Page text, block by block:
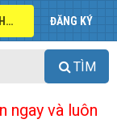
ĐĂNG NHẬP ĐĂNG KÝ
TÌM
ngay và luôn